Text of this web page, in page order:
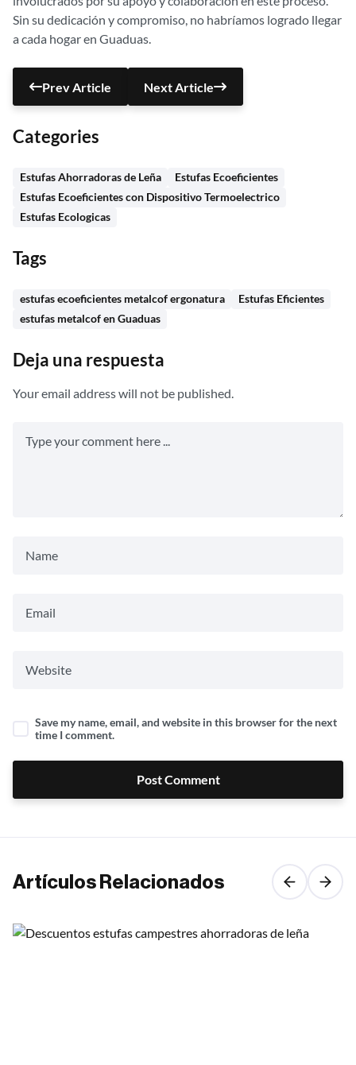
Sin su dedicación y compromiso, no habríamos logrado llegar
a cada hogar en Guaduas.
Prev Article Next Article
Categories
Estufas Ahorradoras de Leña
Estufas Ecoeficientes
Estufas Ecoeficientes con Dispositivo Termoelectrico
Estufas Ecologicas
Tags
estufas ecoeficientes metalcof ergonatura
Estufas Eficientes
estufas metalcof en Guaduas
Deja una respuesta
Your email address will not be published.
Save my name, email, and website in this browser for the next
time I comment.
Post Comment
Artículos Relacionados